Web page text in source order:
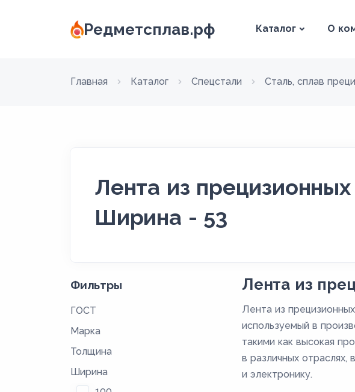
Редметсплав.рф Каталог О
Главная Каталог Спецстали Сталь, сплав
Лента из
Ширина - 53
Фильтры
ГОСТ
Марка
Толщина
Ширина
Лента из
Лента из
используемый в
такими как высокая
в различных
и электронику.